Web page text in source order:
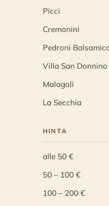
Picci
Cremonini
Pedroni
Villa San Donnino
Malagoli
La Secchia
HINTA
alle 50 €
50 – 100 €
100 – 200 €